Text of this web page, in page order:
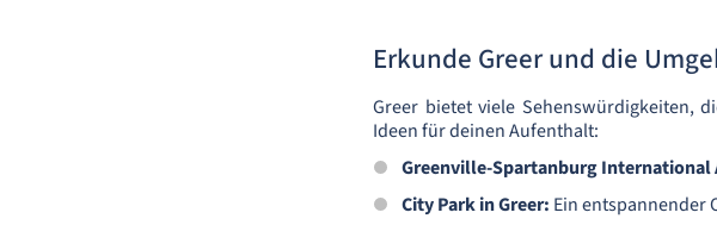
Erkunde Greer und die
Greer bietet viele Sehenswürdigkeiten,
Ideen für deinen Aufenthalt:
Greenville-Spartanburg International
City Park in Greer: Ein entspannender